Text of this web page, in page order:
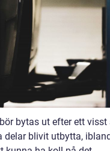
bytas ut efter ett
blivit utbytta,